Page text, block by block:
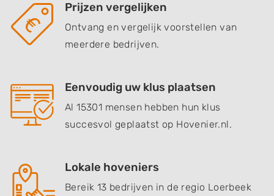
Prijzen vergelijken
Ontvang en vergelijk voorstellen van
meerdere bedrijven.
Eenvoudig uw klus plaatsen
Al 15301 mensen hebben hun klus
succesvol geplaatst op Hovenier.nl.
Lokale hoveniers
Bereik 13 bedrijven in de regio Loerbeek